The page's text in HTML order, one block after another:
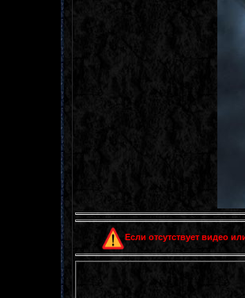
Если отсутствует видео